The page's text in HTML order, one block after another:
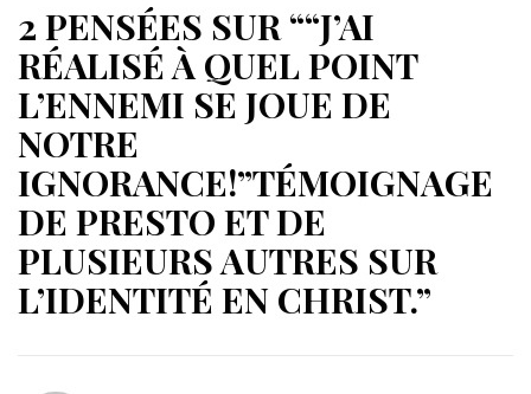
2 PENSÉES SUR ““J’AI
RÉALISÉ À QUEL POINT
L’ENNEMI SE JOUE DE
NOTRE
IGNORANCE!”TÉMOIGNAGE
DE PRESTO ET DE
PLUSIEURS AUTRES SUR
L’IDENTITÉ EN CHRIST.”